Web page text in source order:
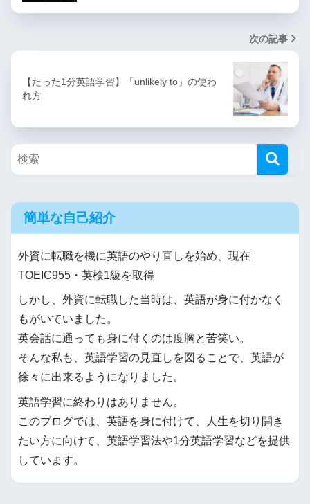
次の記事
【たった1分英語学習】「unlikely to」の使わ
れ方
簡単な自己紹介
外資に転職を機に英語のやり直しを始め、現在
TOEIC955・英検1級を取得
しかし、外資に転職した当時は、英語が身に付かなく
もがいていました。
英会話に通っても身に付くのは度胸と苦笑い。
そんな私も、英語学習の見直しを図ることで、英語が
徐々に出来るようになりました。
英語学習に終わりはありません。
このブログでは、英語を身に付けて、人生を切り開き
たい方に向けて、英語学習法や1分英語学習などを提供
しています。